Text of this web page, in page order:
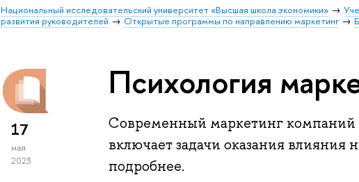
Национальный исследовательский университет «Высшая школа экономики»
развития руководителей
Открытые программы по направлению маркетинг
17
мая
2023
Психология
Современный маркетинг
включает задачи оказания влияния
подробнее.